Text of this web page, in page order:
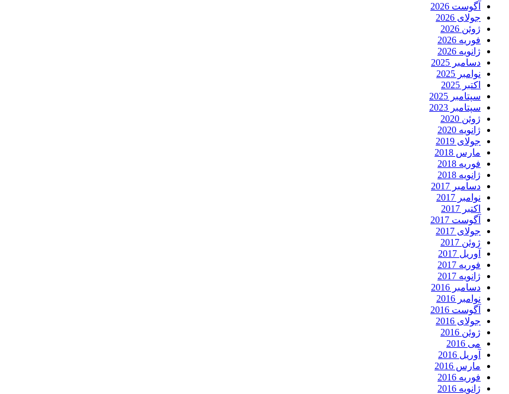
آگوست 2026
جولای 2026
ژوئن 2026
فوریه 2026
ژانویه 2026
دسامبر 2025
نوامبر 2025
اکتبر 2025
سپتامبر 2025
سپتامبر 2023
ژوئن 2020
ژانویه 2020
جولای 2019
مارس 2018
فوریه 2018
ژانویه 2018
دسامبر 2017
نوامبر 2017
اکتبر 2017
آگوست 2017
جولای 2017
ژوئن 2017
آوریل 2017
فوریه 2017
ژانویه 2017
دسامبر 2016
نوامبر 2016
آگوست 2016
جولای 2016
ژوئن 2016
می 2016
آوریل 2016
مارس 2016
فوریه 2016
ژانویه 2016